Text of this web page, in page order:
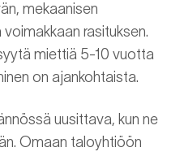
mekaanisen
rasituksen.
miettiä 5-10 vuotta
on ajankohtaista.
uusittava, kun ne
Omaan taloyhtiöön